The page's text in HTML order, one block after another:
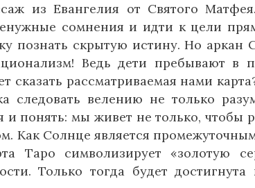
из Евангелия от Святого
сомнения и идти к цели
познать скрытую истину. Но аркан
Ведь дети пребывают в
рассматриваемая нами
следовать велению не только
понять: мы живет не только, чтобы
Как Солнце является
символизирует «золотую
Только тогда будет достигнута